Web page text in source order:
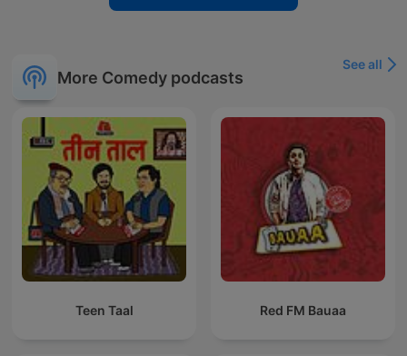
More Comedy podcasts
See all
Teen Taal Red FM Bauaa